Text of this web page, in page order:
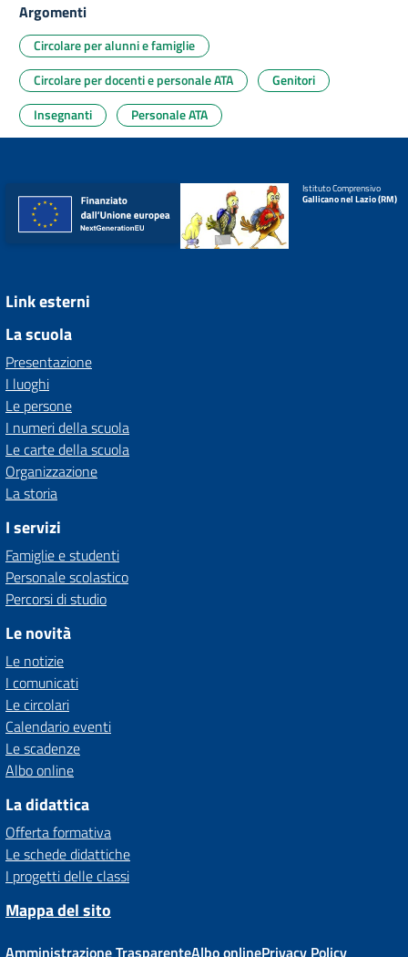
Argomenti
Circolare per alunni e famiglie
Circolare per docenti e personale ATA
Genitori
Insegnanti
Personale ATA
Istituto Comprensivo
Gallicano nel Lazio (RM)
Link esterni
La scuola
Presentazione
I luoghi
Le persone
I numeri della scuola
Le carte della scuola
Organizzazione
La storia
I servizi
Famiglie e studenti
Personale scolastico
Percorsi di studio
Le novità
Le notizie
I comunicati
Le circolari
Calendario eventi
Le scadenze
Albo online
La didattica
Offerta formativa
Le schede didattiche
I progetti delle classi
Mappa del sito
Amministrazione TrasparenteAlbo onlinePrivacy Policy